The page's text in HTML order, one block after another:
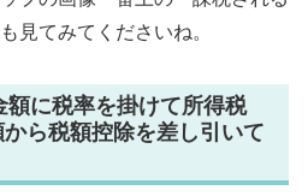
見てみてくださいね。
に税率を掛けて所得税
ら税額控除を差し引いて